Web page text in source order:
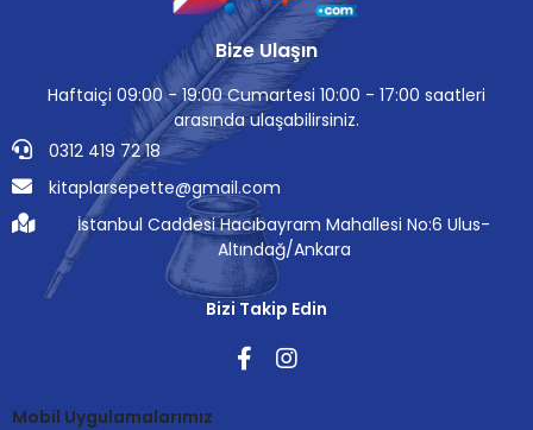
Bize Ulaşın
Haftaiçi 09:00 - 19:00 Cumartesi 10:00 - 17:00 saatleri
arasında ulaşabilirsiniz.
0312 419 72 18
kitaplarsepette@gmail.com
İstanbul Caddesi Hacıbayram Mahallesi No:6 Ulus-
Altındağ/Ankara
Bizi Takip Edin
Mobil Uygulamalarımız